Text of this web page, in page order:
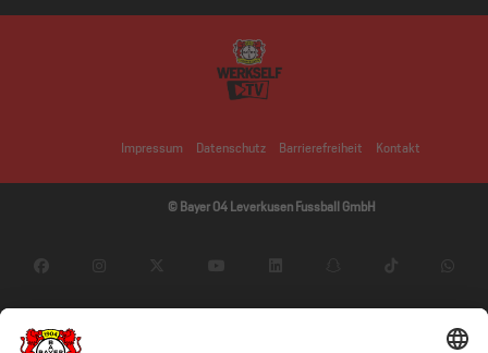
Impressum Datenschutz Barrierefreiheit Kontakt
© Bayer 04 Leverkusen Fussball GmbH